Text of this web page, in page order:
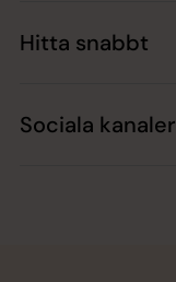
Hitta snabbt
Sociala kanaler